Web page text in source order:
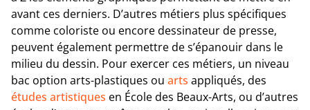
avant ces derniers. D’autres métiers plus spécifiques
comme coloriste ou encore dessinateur de presse,
peuvent également permettre de s’épanouir dans le
milieu du dessin. Pour exercer ces métiers, un niveau
bac option arts-plastiques ou arts appliqués, des
études artistiques en École des Beaux-Arts, ou d’autres